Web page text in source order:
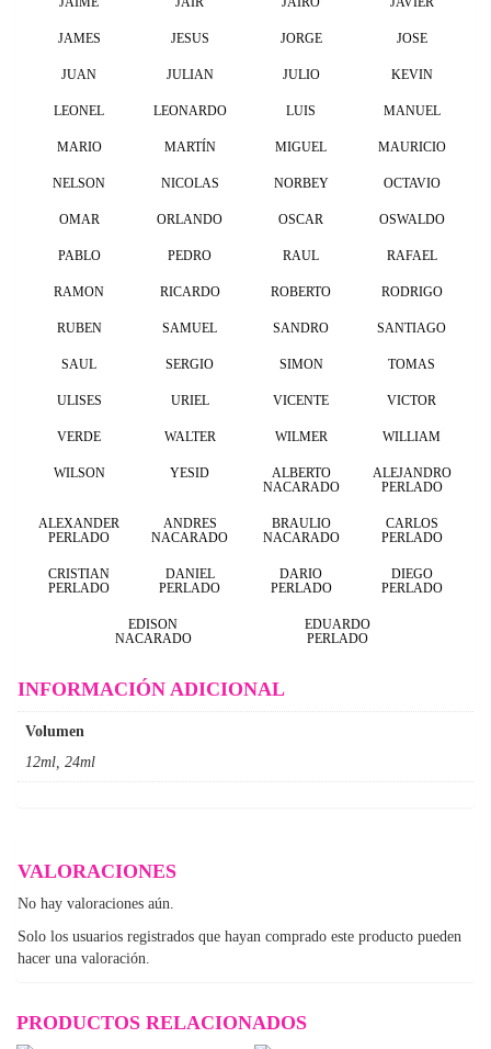
JAMES JESUS JORGE JOSE
JUAN JULIAN JULIO KEVIN
LEONEL LEONARDO LUIS MANUEL
MARIO MARTÍN MIGUEL MAURICIO
NELSON NICOLAS NORBEY OCTAVIO
OMAR ORLANDO OSCAR OSWALDO
PABLO PEDRO RAUL RAFAEL
RAMON RICARDO ROBERTO RODRIGO
RUBEN SAMUEL SANDRO SANTIAGO
SAUL SERGIO SIMON TOMAS
ULISES URIEL VICENTE VICTOR
VERDE WALTER WILMER WILLIAM
WILSON YESID
ALBERTO
NACARADO
ALEJANDRO
PERLADO
ALEXANDER
PERLADO
ANDRES
NACARADO
BRAULIO
NACARADO
CARLOS
PERLADO
CRISTIAN
PERLADO
DANIEL
PERLADO
DARIO
PERLADO
DIEGO
PERLADO
EDISON
NACARADO
EDUARDO
PERLADO
INFORMACIÓN ADICIONAL
Volumen
12ml, 24ml
VALORACIONES
No hay valoraciones aún.
Solo los usuarios registrados que hayan comprado este producto pueden
hacer una valoración.
PRODUCTOS RELACIONADOS